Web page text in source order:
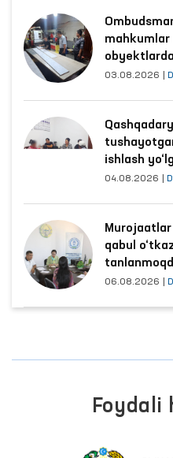
03.08.2026
ishlash
04.08.2026
qabul
06.08.2026
Foydali